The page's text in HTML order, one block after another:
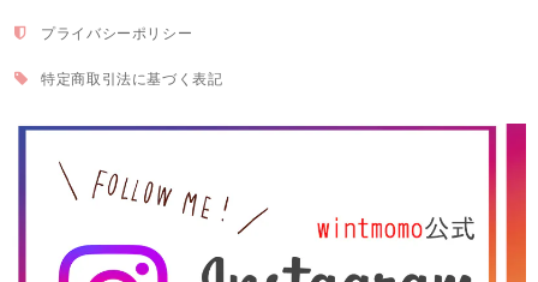
プライバシーポリシー
特定商取引法に基づく表記